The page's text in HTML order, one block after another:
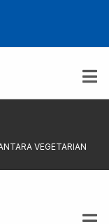
VEGETARIAN